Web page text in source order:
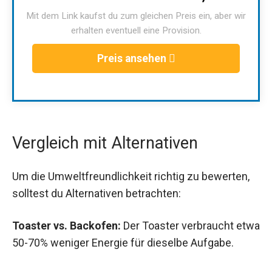
Mit dem Link kaufst du zum gleichen Preis ein, aber wir
erhalten eventuell eine Provision.
Preis ansehen
Vergleich mit Alternativen
Um die Umweltfreundlichkeit richtig zu bewerten,
solltest du Alternativen betrachten:
Toaster vs. Backofen: Der Toaster verbraucht etwa
50-70% weniger Energie für dieselbe Aufgabe.